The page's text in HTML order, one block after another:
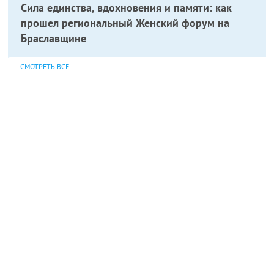
Сила единства, вдохновения и памяти: как
прошел региональный Женский форум на
Браславщине
СМОТРЕТЬ ВСЕ